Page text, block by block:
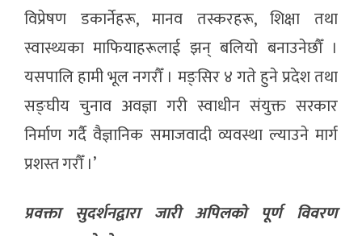
विप्रेषण डकार्नेहरू, मानव तस्करहरू, शिक्षा तथा
स्वास्थ्यका माफियाहरूलाई झन् बलियो बनाउनेछौँ ।
यसपालि हामी भूल नगरौँ । मङ्सिर ४ गते हुने प्रदेश तथा
सङ्घीय चुनाव अवज्ञा गरी स्वाधीन संयुक्त सरकार
निर्माण गर्दै वैज्ञानिक समाजवादी व्यवस्था ल्याउने मार्ग
प्रशस्त गरौँ ।’
प्रवक्ता सुदर्शनद्वारा जारी अपिलको पूर्ण विवरण